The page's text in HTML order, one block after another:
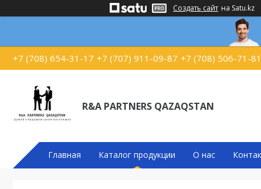
Создать сайт на Satu.kz
+7 (708) 654-31-17 +7 (707) 911-09-87 +7 (708) 506-71-81
R&A PARTNERS QAZAQSTAN
Главная Каталог продукции О нас